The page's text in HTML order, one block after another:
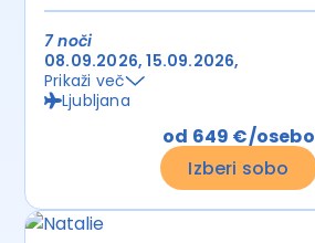
7 noči
08.09.2026 15.09.2026
Prikaži več
Ljubljana
od 649 €/osebo
Izberi sobo